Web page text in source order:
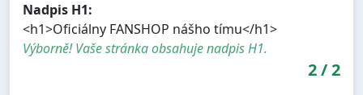
Nadpis H1:
<h1>Oficiálny FANSHOP nášho tímu</h1>
Výborně! Vaše stránka obsahuje nadpis H1.
2/2